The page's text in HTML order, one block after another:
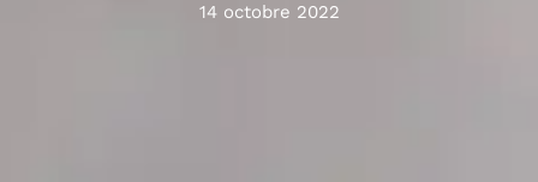
14 octobre 2022